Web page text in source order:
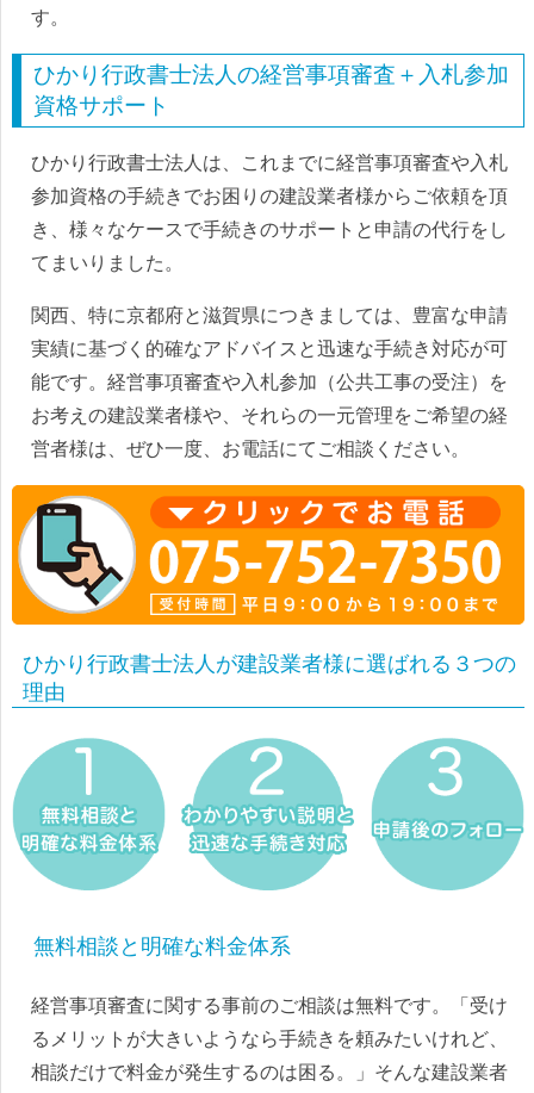
す。
ひかり行政書士法人の経営事項審査＋入札参加
資格サポート
ひかり行政書士法人は、これまでに経営事項審査や入札
参加資格の手続きでお困りの建設業者様からご依頼を頂
き、様々なケースで手続きのサポートと申請の代行をし
てまいりました。
関西、特に京都府と滋賀県につきましては、豊富な申請
実績に基づく的確なアドバイスと迅速な手続き対応が可
能です。経営事項審査や入札参加（公共工事の受注）を
お考えの建設業者様や、それらの一元管理をご希望の経
営者様は、ぜひ一度、お電話にてご相談ください。
ひかり行政書士法人が建設業者様に選ばれる３つの
理由
無料相談と明確な料金体系
経営事項審査に関する事前のご相談は無料です。「受け
るメリットが大きいようなら手続きを頼みたいけれど、
相談だけで料金が発生するのは困る。」そんな建設業者